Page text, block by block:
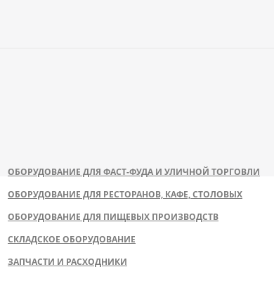
ОБОРУДОВАНИЕ ДЛЯ ФАСТ-ФУДА И УЛИЧНОЙ ТОРГОВЛИ
ОБОРУДОВАНИЕ ДЛЯ РЕСТОРАНОВ, КАФЕ, СТОЛОВЫХ
ОБОРУДОВАНИЕ ДЛЯ ПИЩЕВЫХ ПРОИЗВОДСТВ
СКЛАДСКОЕ ОБОРУДОВАНИЕ
ЗАПЧАСТИ И РАСХОДНИКИ